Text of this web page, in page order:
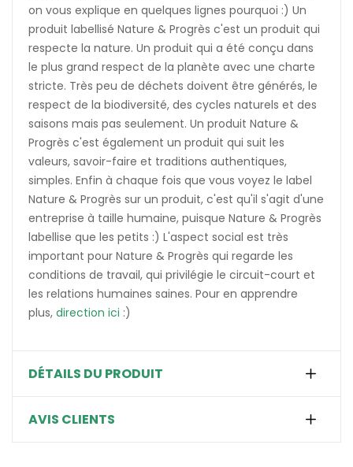
on vous explique en quelques lignes pourquoi :) Un
produit labellisé Nature & Progrès c'est un produit qui
respecte la nature. Un produit qui a été conçu dans
le plus grand respect de la planète avec une charte
stricte. Très peu de déchets doivent être générés, le
respect de la biodiversité, des cycles naturels et des
saisons mais pas seulement. Un produit Nature &
Progrès c'est également un produit qui suit les
valeurs, savoir-faire et traditions authentiques,
simples. Enfin à chaque fois que vous voyez le label
Nature & Progrès sur un produit, c'est qu'il s'agit d'une
entreprise à taille humaine, puisque Nature & Progrès
labellise que les petits :) L'aspect social est très
important pour Nature & Progrès qui regarde les
conditions de travail, qui privilégie le circuit-court et
les relations humaines saines. Pour en apprendre
plus, direction ici :)
DÉTAILS DU PRODUIT
AVIS CLIENTS